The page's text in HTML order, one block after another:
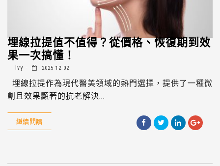
埋線拉提值不值得？從價格、恢復期到效
果一次搞懂！
Ivy 2025-12-02
埋線拉提作為現代醫美領域的熱門選擇，提供了一種微
創且效果顯著的抗老解決...
繼續閱讀